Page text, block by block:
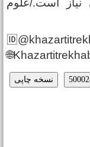
است./علوم
نسخه چاپی